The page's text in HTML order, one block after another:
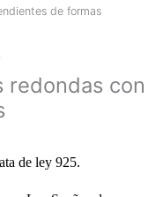
de formas
redondas con
de ley 925.